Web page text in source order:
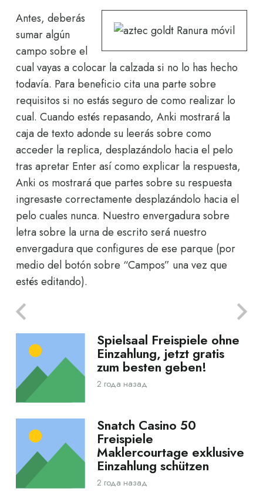
Antes, deberás
sumar algún
campo sobre el
cual vayas a colocar la calzada si no lo has hecho
todavía. Para beneficio cita una parte sobre
requisitos si no estás seguro de como realizar lo
cual. Cuando estés repasando, Anki mostrará la
caja de texto adonde su leerás sobre como
acceder la replica, desplazándolo hacia el pelo
tras apretar Enter así­ como explicar la respuesta,
Anki os mostrará que partes sobre su respuesta
ingresaste correctamente desplazándolo hacia el
pelo cuales nunca. Nuestro envergadura sobre
letra sobre la urna de escrito será nuestro
envergadura que configures de ese parque (por
medio del botón sobre “Campos” una vez que
estés editando).
Spielsaal Freispiele ohne
Einzahlung, jetzt gratis
zum besten geben!
2 года назад
Snatch Casino 50
Freispiele
Maklercourtage exklusive
Einzahlung schützen
2 года назад